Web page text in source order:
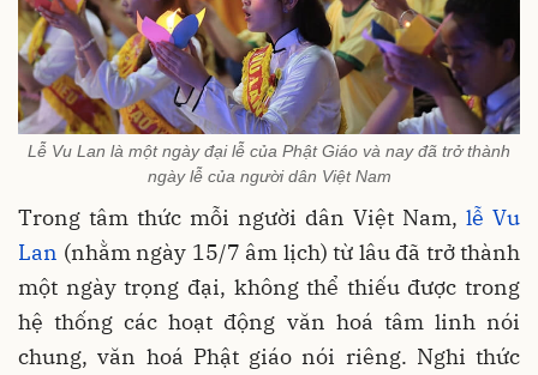
Lễ Vu Lan là một ngày đại lễ của Phật Giáo và nay đã trở thành
ngày lễ của người dân Việt Nam
Trong tâm thức mỗi người dân Việt Nam, lễ Vu
Lan (nhằm ngày 15/7 âm lịch) từ lâu đã trở thành
một ngày trọng đại, không thể thiếu được trong
hệ thống các hoạt động văn hoá tâm linh nói
chung, văn hoá Phật giáo nói riêng. Nghi thức